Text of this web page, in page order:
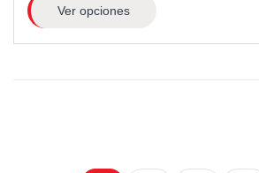
Ver opciones